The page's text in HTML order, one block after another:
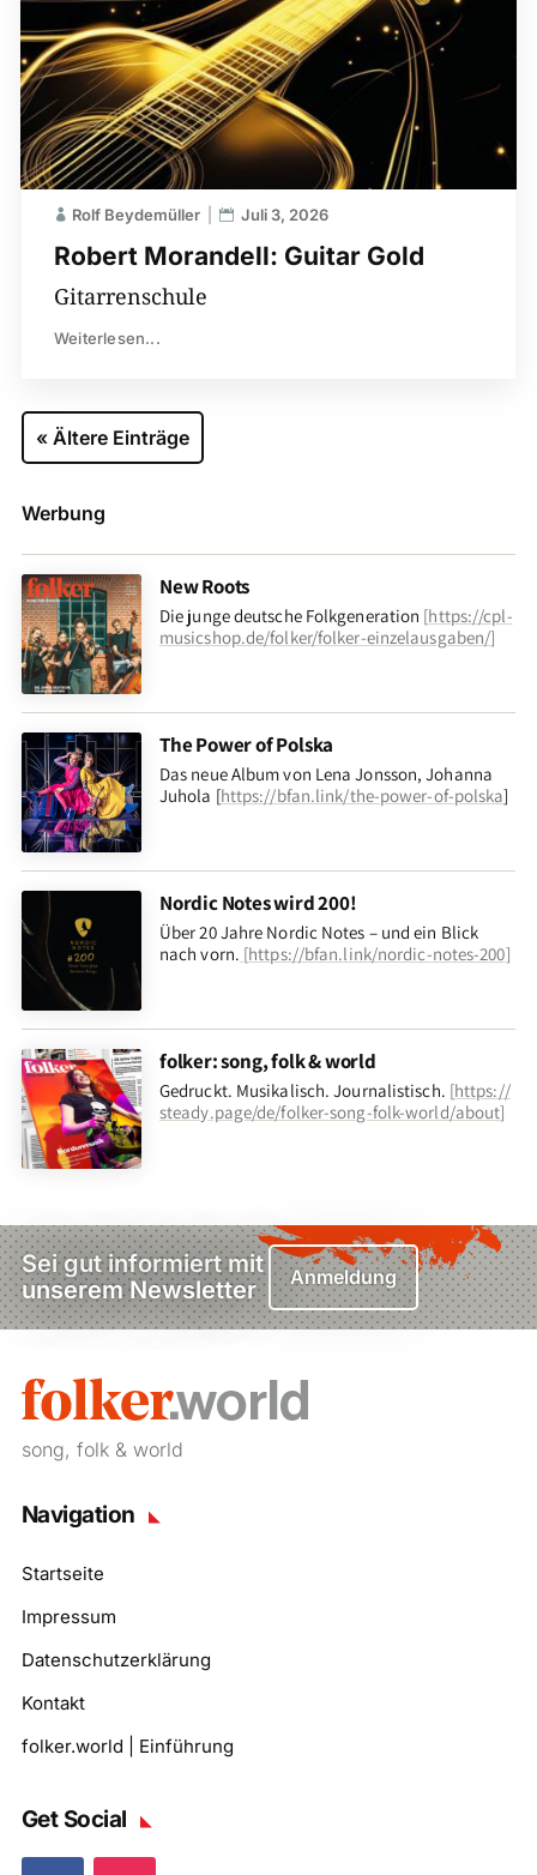
Robert Morandell: Guitar Gold
Rolf Beydemüller Juli 3, 2026
Gitarrenschule
Weiterlesen...
« Ältere Einträge
Werbung
New Roots
Die junge deutsche Folkgeneration [https://cpl-
musicshop.de/folker/folker-einzelausgaben/]
The Power of Polska
Das neue Album von Lena Jonsson, Johanna
Juhola [https://bfan.link/the-power-of-polska]
Nordic Notes wird 200!
Über 20 Jahre Nordic Notes – und ein Blick
nach vorn. [https://bfan.link/nordic-notes-200]
folker: song, folk & world
Gedruckt. Musikalisch. Journalistisch. [https://
steady.page/de/folker-song-folk-world/about]
Sei gut informiert mit
unserem Newsletter
Anmeldung
song, folk & world
Navigation
Startseite
Impressum
Datenschutzerklärung
Kontakt
folker.world | Einführung
Get Social